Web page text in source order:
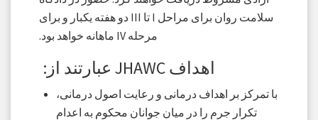
سلامت روان برای مراحل I تا III دو هفته یکبار و برای
مرحله IV ماهانه خواهد بود.
اهداف JHAWC عبارتند از:
با تمرکز بر اهداف درمانی و رعایت اصول درمانی،
تکرار جرم را در میان جوانان محکوم به اعدام